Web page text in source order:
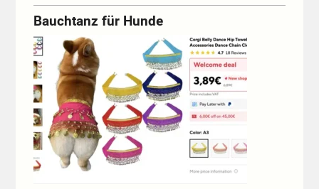
Bauchtanz für Hunde